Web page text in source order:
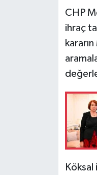
CHP
ihraç